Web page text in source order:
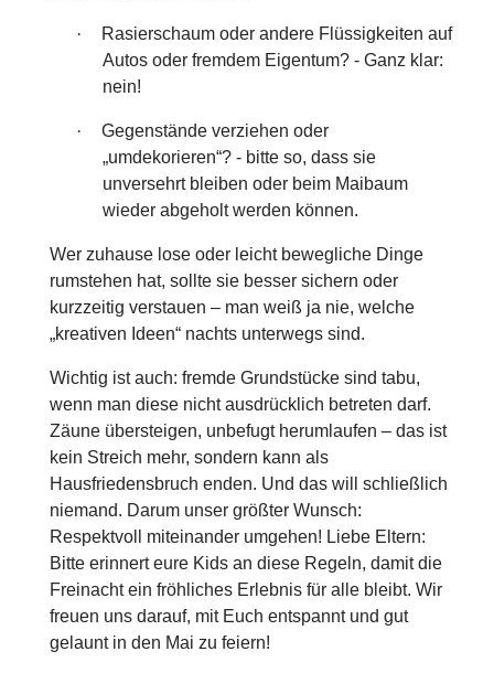
·
Rasierschaum oder andere Flüssigkeiten auf
Autos oder fremdem Eigentum? - Ganz klar:
nein!
·
Gegenstände verziehen oder
„umdekorieren“? - bitte so, dass sie
unversehrt bleiben oder beim Maibaum
wieder abgeholt werden können.
Wer zuhause lose oder leicht bewegliche Dinge
rumstehen hat, sollte sie besser sichern oder
kurzzeitig verstauen – man weiß ja nie, welche
„kreativen Ideen“ nachts unterwegs sind.
Wichtig ist auch: fremde Grundstücke sind tabu,
wenn man diese nicht ausdrücklich betreten darf.
Zäune übersteigen, unbefugt herumlaufen – das ist
kein Streich mehr, sondern kann als
Hausfriedensbruch enden. Und das will schließlich
niemand. Darum unser größter Wunsch:
Respektvoll miteinander umgehen! Liebe Eltern:
Bitte erinnert eure Kids an diese Regeln, damit die
Freinacht ein fröhliches Erlebnis für alle bleibt. Wir
freuen uns darauf, mit Euch entspannt und gut
gelaunt in den Mai zu feiern!